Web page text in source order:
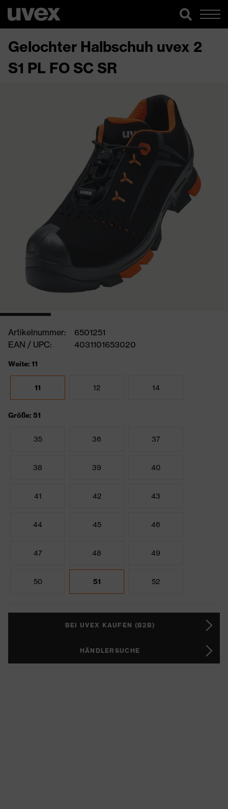
Gelochter Halbschuh uvex 2
S1 PL FO SC SR
Artikelnummer:
6501251
EAN / UPC:
4031101653020
Weite: 11
11 12 14
Größe: 51
35 36 37
38 39 40
41 42 43
44 45 46
47 48 49
50 51 52
BEI UVEX KAUFEN (B2B)
HÄNDLERSUCHE